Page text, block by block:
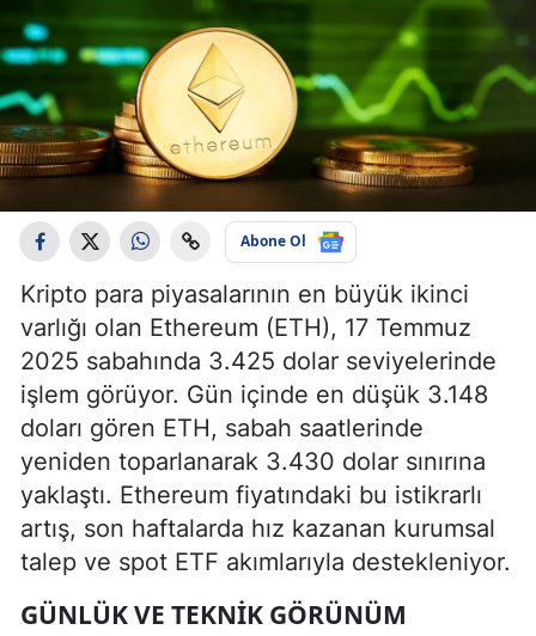
Abone Ol
Kripto para piyasalarının en büyük ikinci
varlığı olan Ethereum (ETH), 17 Temmuz
2025 sabahında 3.425 dolar seviyelerinde
işlem görüyor. Gün içinde en düşük 3.148
doları gören ETH, sabah saatlerinde
yeniden toparlanarak 3.430 dolar sınırına
yaklaştı. Ethereum fiyatındaki bu istikrarlı
artış, son haftalarda hız kazanan kurumsal
talep ve spot ETF akımlarıyla destekleniyor.
GÜNLÜK VE TEKNIK GÖRÜNÜM